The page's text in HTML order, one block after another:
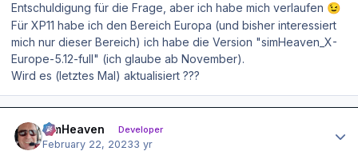
Entschuldigung für die Frage, aber ich habe mich verlaufen 😉
Für XP11 habe ich den Bereich Europa (und bisher interessiert
mich nur dieser Bereich) ich habe die Version "simHeaven_X-
Europe-5.12-full" (ich glaube ab November).
Wird es (letztes Mal) aktualisiert ???
simHeaven Developer
February 22, 20233 yr